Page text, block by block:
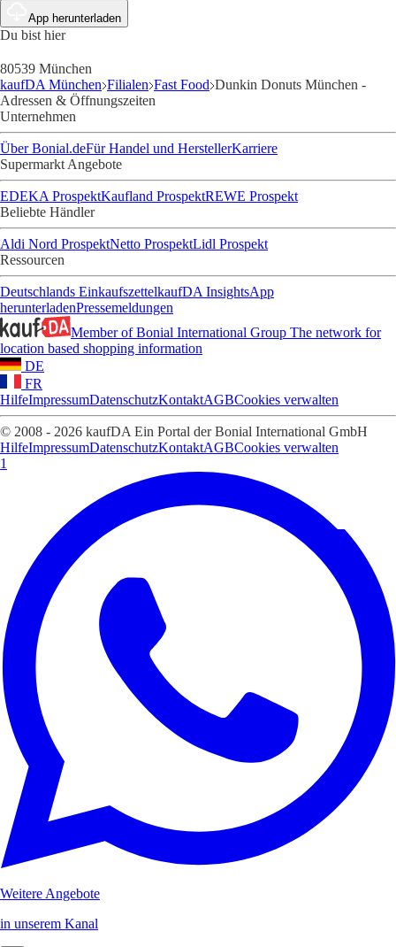
App herunterladen
Du bist hier
80539 München
kaufDA München Filialen Fast Food Dunkin Donuts München -
Adressen & Öffnungszeiten
Unternehmen
Über Bonial.deFür Handel und HerstellerKarriere
Supermarkt Angebote
EDEKA ProspektKaufland ProspektREWE Prospekt
Beliebte Händler
Aldi Nord ProspektNetto ProspektLidl Prospekt
Ressourcen
Deutschlands EinkaufszettelkaufDA InsightsApp
herunterladenPressemeldungen
Member of Bonial International Group The network for
location based shopping information
DE
FR
HilfeImpressumDatenschutzKontaktAGBCookies verwalten
© 2008 - 2026 kaufDA Ein Portal der Bonial International GmbH
HilfeImpressumDatenschutzKontaktAGBCookies verwalten
1
Weitere Angebote
in unserem Kanal